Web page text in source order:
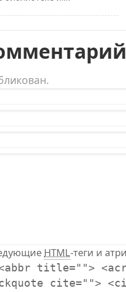
HTML-теги и
title="">
cite="">